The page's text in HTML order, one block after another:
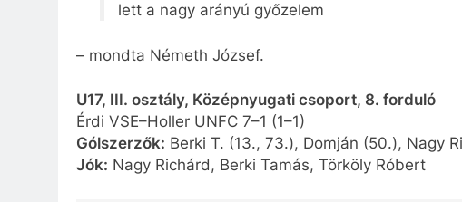
lett a nagy arányú győzelem
– mondta Németh József.
U17, III. osztály, Középnyugati csoport, 8. forduló
Érdi VSE–Holler UNFC 7–1 (1–1)
Gólszerzők: Berki T. (13., 73.), Domján (50.), Nagy
Jók: Nagy Richárd, Berki Tamás, Törköly Róbert